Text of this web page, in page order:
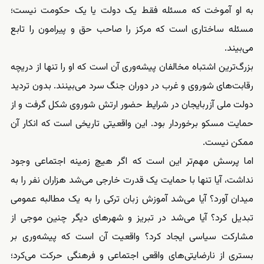
به او آموخت که مسئله فقط یک دولت یا یک حکومت نیست؛
مسئله ساختاری است که مرکز را صاحب حق و پیرامون را تابع
می‌بیند.
بزرگ‌ترین اشتباه مخالفان پیشه‌وری آن است که او را تنها از دریچه
رقابت‌های شوروی و غرب در دوران جنگ سرد می‌بینند. بدون تردید
دولت ملی آزربایجان در شرایط حضور ارتش شوروی شکل گرفت و از
حمایت مسکو برخوردار بود. این واقعیتی تاریخی است که انکار آن
ممکن نیست.
اما پرسش مهم‌تر این است که اگر هیچ زمینه اجتماعی وجود
نداشت، آیا تنها با حمایت یک قدرت خارجی می‌شد هزاران نفر را به
میدان آورد؟ آیا می‌شد آموزش زبان ترکی را به یک مطالبه عمومی
تبدیل کرد؟ آیا می‌شد در تبریز و شهرهای دیگر چنین موجی از
مشارکت سیاسی ایجاد کرد؟ واقعیت آن است که پیشه‌وری بر
بستری از نارضایتی‌های واقعی اجتماعی و فرهنگی حرکت می‌کرد؛